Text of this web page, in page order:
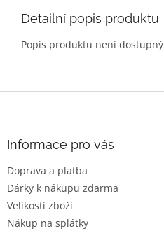
Detailní popis produktu
Popis produktu není dostupný
Informace pro vás
Doprava a platba
Dárky k nákupu zdarma
Velikosti zboží
Nákup na splátky